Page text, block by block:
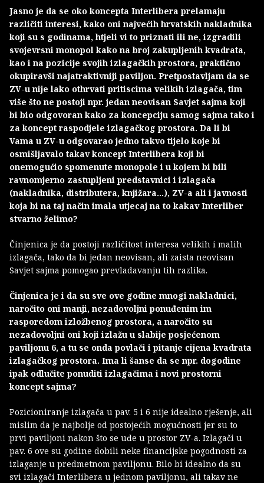
Jasno je da se oko koncepta Interlibera prelamaju
različiti interesi, kako oni najvećih hrvatskih nakladnika
koji su s godinama, htjeli vi to priznati ili ne, izgradili
svojevrsni monopol kako na broj zakupljenih kvadrata,
kao i na pozicije svojih izlagačkih prostora, praktično
okupiravši najatraktivniji paviljon. Pretpostavljam da se
ZV-u nije lako othrvati pritiscima velikih izlagača, tim
više što ne postoji npr. jedan neovisan Savjet sajma koji
bi bio odgovoran kako za koncepciju samog sajma tako i
za koncept raspodjele izlagačkog prostora. Da li bi
Vama u ZV-u odgovarao jedno takvo tijelo koje bi
osmišljavalo takav koncept Interlibera koji bi
onemogućio spomenute monopole i u kojem bi bili
ravnomjerno zastupljeni predstavnici i izlagača
(nakladnika, distributera, knjižara...), ZV-a ali i javnosti
koja bi na taj način imala utjecaj na to kakav Interliber
stvarno želimo?
Činjenica je da postoji različitost interesa velikih i malih
izlagača, tako da bi jedan neovisan, ali zaista neovisan
Savjet sajma pomogao prevladavanju tih razlika.
Činjenica je i da su sve ove godine mnogi nakladnici,
naročito oni manji, nezadovoljni ponuđenim im
rasporedom izložbenog prostora, a naročito su
nezadovoljni oni koji izlažu u slabije posjećenom
paviljonu 6, a tu se onda povlači i pitanje cijena kvadrata
izlagačkog prostora. Ima li šanse da se npr. dogodine
ipak odlučite ponuditi izlagačima i novi prostorni
koncept sajma?
Pozicioniranje izlagača u pav. 5 i 6 nije idealno rješenje, ali
mislim da je najbolje od postojećih mogućnosti jer su to
prvi paviljoni nakon što se uđe u prostor ZV-a. Izlagači u
pav. 6 ove su godine dobili neke financijske pogodnosti za
izlaganje u predmetnom paviljonu. Bilo bi idealno da su
svi izlagači Interlibera u jednom paviljonu, ali takav ne